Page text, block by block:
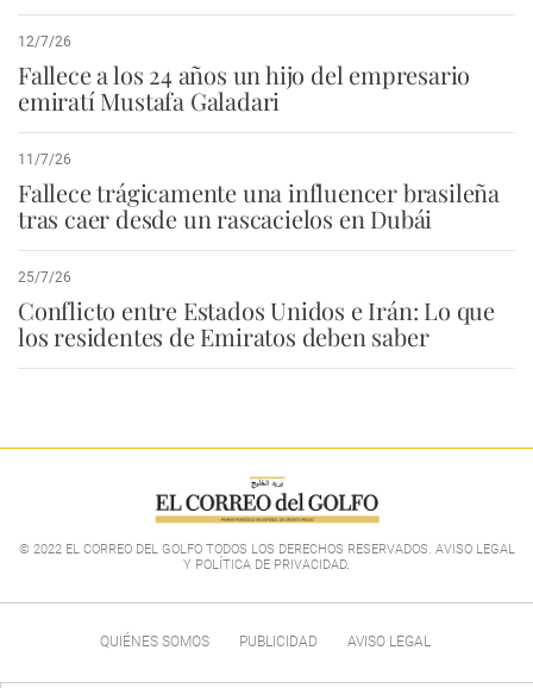
12/7/26
Fallece a los 24 años un hijo del empresario
emiratí Mustafa Galadari
11/7/26
Fallece trágicamente una influencer brasileña
tras caer desde un rascacielos en Dubái
25/7/26
Conflicto entre Estados Unidos e Irán: Lo que
los residentes de Emiratos deben saber
© 2022 EL CORREO DEL GOLFO TODOS LOS DERECHOS RESERVADOS. AVISO LEGAL
Y POLÍTICA DE PRIVACIDAD.
QUIÉNES SOMOS PUBLICIDAD AVISO LEGAL